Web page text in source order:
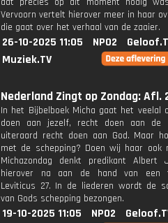
Vervoorn vertelt hierover meer in haar
die gaat over het verhaal van de zaaier.
26-10-2025 11:05 NPO2
Muziek.TV
Nederland Zingt op Zondag: Afl.
In het Bijbelboek Micha gaat het veelal
doen aan jezelf, recht doen aan de
uiteraard recht doen aan God. Maar
met de schepping? Doen wij haar ook
Michazondag denkt predikant Albert
hierover na aan de hand van een
Leviticus 27. In de liederen wordt de
van Gods schepping bezongen.
19-10-2025 11:05 NPO2